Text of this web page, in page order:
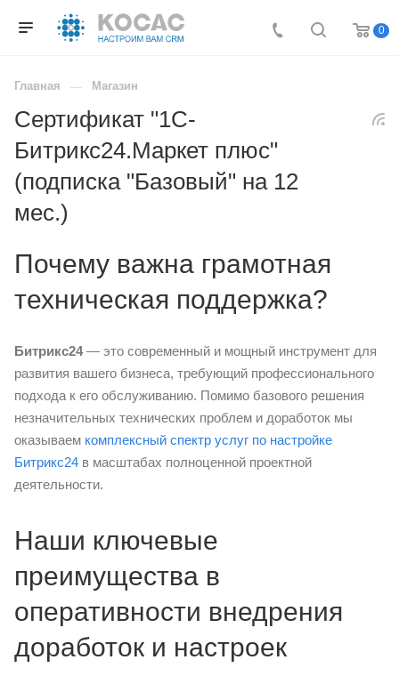
0
Главная Магазин
Сертификат "1С-
Битрикс24.Маркет плюс"
(подписка "Базовый" на 12
мес.)
Почему важна грамотная
техническая поддержка?
Битрикс24— это современный и мощный инструмент для
развития вашего бизнеса, требующий профессионального
подхода к его обслуживанию. Помимо базового решения
незначительных технических проблем и доработок мы
оказываем комплексный спектр услуг по настройке
Битрикс24 в масштабах полноценной проектной
деятельности.
Наши ключевые
преимущества в
оперативности внедрения
доработок и настроек